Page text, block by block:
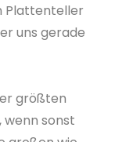
Plattenteller
uns gerade
größten
wenn sonst